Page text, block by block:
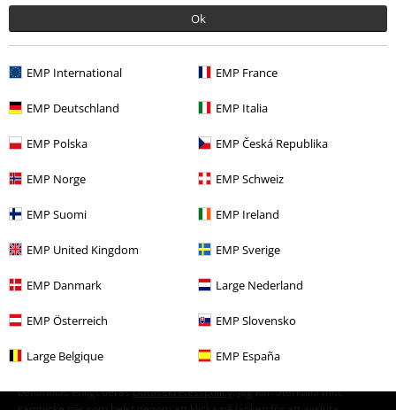
Ok
EMP International EMP France
EMP Deutschland EMP Italia
EMP Polska EMP Česká Republika
EMP Norge EMP Schweiz
EMP Suomi EMP Ireland
EMP United Kingdom EMP Sverige
EMP Danmark Large Nederland
EMP Österreich EMP Slovensko
Large Belgique EMP España
Kläder Jackor Bomberjackor
Rea % Kläder Jackor, kappor & rockar
Rea % Killar Kläder
Rea % OUTLET Jackor
Nyhetsbrev
nyhetsbrev!Mer
personuppgifter och regelbundet skicka mig nyhetsbrev och information
behandlas enligt derasDatasekretesspolicy. Jag kan återkalla mitt